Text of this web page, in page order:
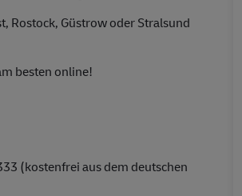
Rostock, Güstrow oder Stralsund
besten online!
(kostenfrei aus dem deutschen